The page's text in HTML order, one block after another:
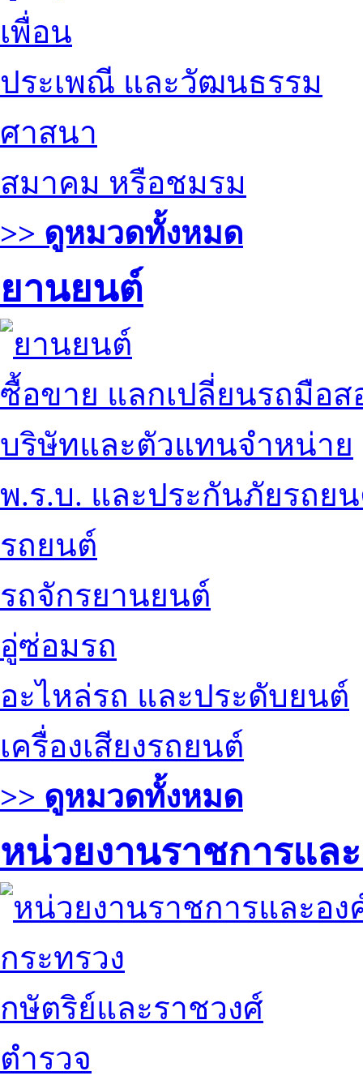
เพื่อน
ประเพณี และวัฒนธรรม
ศาสนา
สมาคม หรือชมรม
>> ดูหมวดทั้งหมด
ยานยนต์
ซื้อขาย แลกเปลี่ยนรถมือส
บริษัทและตัวแทนจำหน่าย
พ.ร.บ. และประกันภัยรถย
รถยนต์
รถจักรยานยนต์
อู่ซ่อมรถ
อะไหล่รถ และประดับยนต์
เครื่องเสียงรถยนต์
>> ดูหมวดทั้งหมด
หน่วยงานราชการแล
กระทรวง
กษัตริย์และราชวงศ์
ตำรวจ